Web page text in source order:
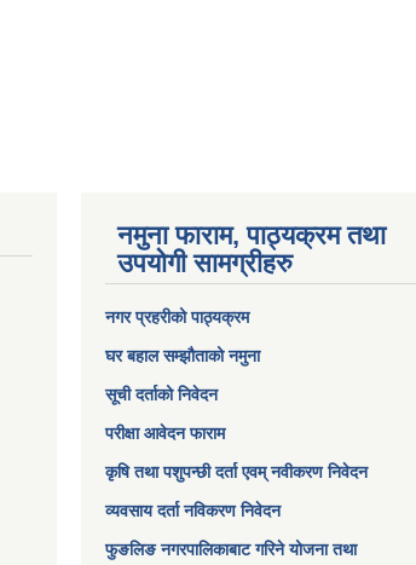
नमुना फाराम, पाठ्यक्रम तथा
उपयोगी सामग्रीहरु
नगर प्रहरीको पाठ्यक्रम
घर बहाल सम्झौताको नमुना
सूची दर्ताको निवेदन
परीक्षा आवेदन फाराम
कृषि तथा पशुपन्छी दर्ता एवम् नवीकरण निवेदन
व्यवसाय दर्ता नविकरण निवेदन
फुङलिङ नगरपालिकाबाट गरिने योजना तथा